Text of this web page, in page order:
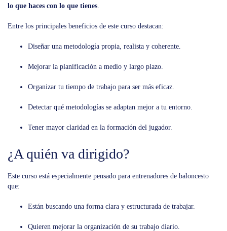
lo que haces con lo que tienes
Entre los principales beneficios de este curso destacan:
Diseñar una metodología propia, realista y coherente.
Mejorar la planificación a medio y largo plazo.
Organizar tu tiempo de trabajo para ser más eficaz.
Detectar qué metodologías se adaptan mejor a tu entorno.
Tener mayor claridad en la formación del jugador.
¿A quién va dirigido?
Este curso está especialmente pensado para entrenadores de baloncesto
que:
Están buscando una forma clara y estructurada de trabajar.
Quieren mejorar la organización de su trabajo diario.